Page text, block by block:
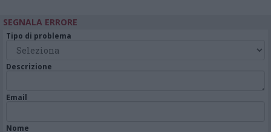
SEGNALA ERRORE
Tipo di problema
Descrizione
Email
Nome